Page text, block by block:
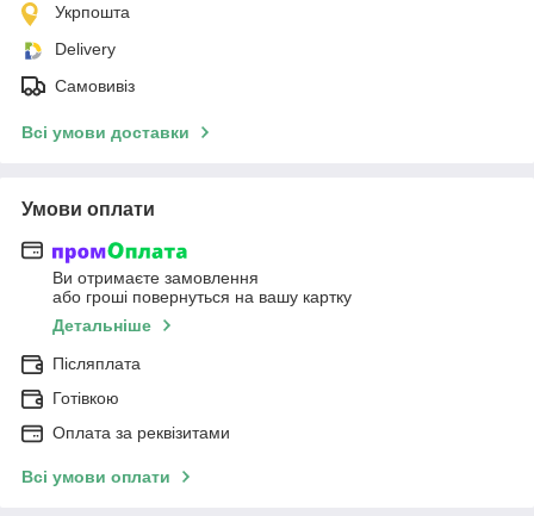
Укрпошта
Delivery
Самовивіз
Всі умови доставки
Умови оплати
Ви отримаєте замовлення
або гроші повернуться на вашу картку
Детальніше
Післяплата
Готівкою
Оплата за реквізитами
Всі умови оплати